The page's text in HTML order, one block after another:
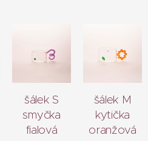
šálek S
smyčka
fialová
šálek M
kytička
oranžová